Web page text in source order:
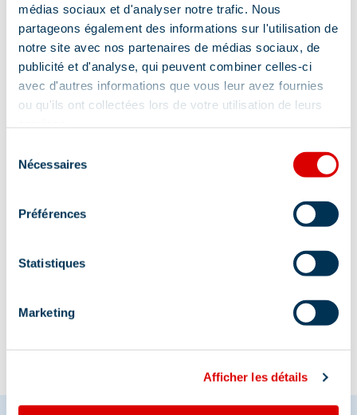
médias sociaux et d'analyser notre trafic. Nous
partageons également des informations sur l'utilisation de
notre site avec nos partenaires de médias sociaux, de
publicité et d'analyse, qui peuvent combiner celles-ci
avec d'autres informations que vous leur avez fournies
ou qu'ils ont collectées lors de votre utilisation de leurs
Nécessaires
Préférences
Statistiques
Marketing
Afficher les détails
Route Albert Gacon, 73550 Méribel